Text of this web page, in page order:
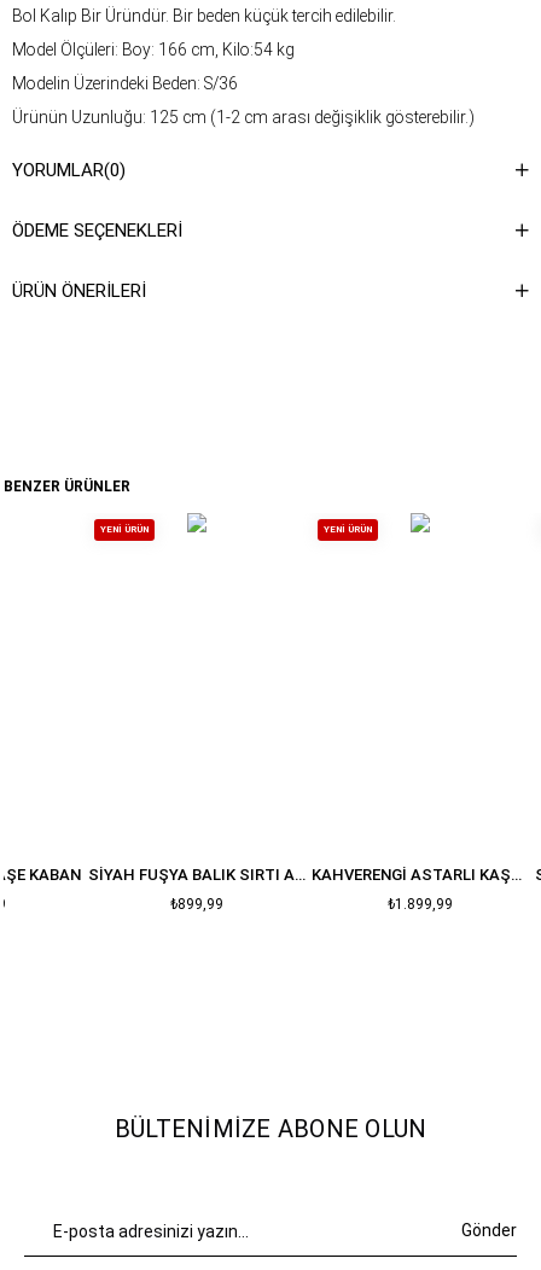
Bol Kalıp Bir Üründür. Bir beden küçük tercih edilebilir.
Model Ölçüleri: Boy: 166 cm, Kilo:54 kg
Modelin Üzerindeki Beden: S/36
Ürünün Uzunluğu: 125 cm (1-2 cm arası değişiklik gösterebilir.)
Yıkama Talimatı : Ürünün iç kısmında bulunan etiketten yıkama
talimatına ulaşabilirsiniz.
YORUMLAR(0)
ÖDEME SEÇENEKLERI
ÜRÜN ÖNERILERI
BENZER ÜRÜNLER
KABAN SIYAH FUŞYA BALIK SIRTI ASTARLI OVERSIZE KAŞE KABAN
₺899,99
YENI ÜRÜN
KAHVERENGI ASTARLI KAŞE KABAN
₺1.899,99
YENI ÜRÜN
BÜLTENIMIZE ABONE OLUN
Gönder